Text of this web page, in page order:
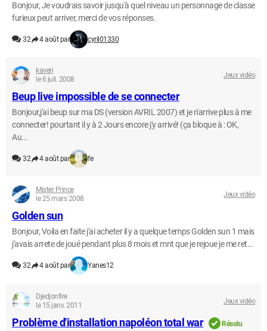
Bonjour, Je voudrais savoir jusqu'à quel niveau un personnage de classe
furieux peut arriver, merci de vos réponses.
32 4 août par cyril01330
kaveri
le 6 juil. 2008
Jeux vidéo
Beup live impossible de se connecter
Bonjour,j'ai beup sur ma DS (version AVRIL 2007) et je n'arrive plus à me
connecter! pourtant il y à 2 Jours encore j'y arrivé! (ça bloque à : OK,
Au...
32 4 août par fe
Mister Prince
le 25 mars 2008
Jeux vidéo
Golden sun
Bonjour, Voila en faite j'ai acheter il y a quelque temps Golden sun 1 mais
j'avais arrete de joué pendant plus 8 mois et mnt que je rejoue je me ret...
32 4 août par Yanes12
Djedjonfire
le 15 janv. 2011
Jeux vidéo
Problème d'installation napoléon total war Résolu